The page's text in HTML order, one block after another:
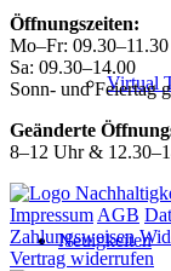
Virtual
Neuigkeiten
Öffnungszeiten:
Mo–Fr:
Sa: 09.30–14.00
Sonn- und Feiertag
Geänderte
8–12 Uhr &
ImpressumAGB
Zahlungsweisen
Vertrag widerrufen